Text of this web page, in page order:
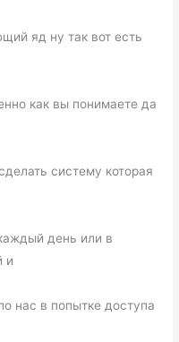
яд ну так вот есть
как вы понимаете да
систему которая
день или в
и
нас в попытке доступа